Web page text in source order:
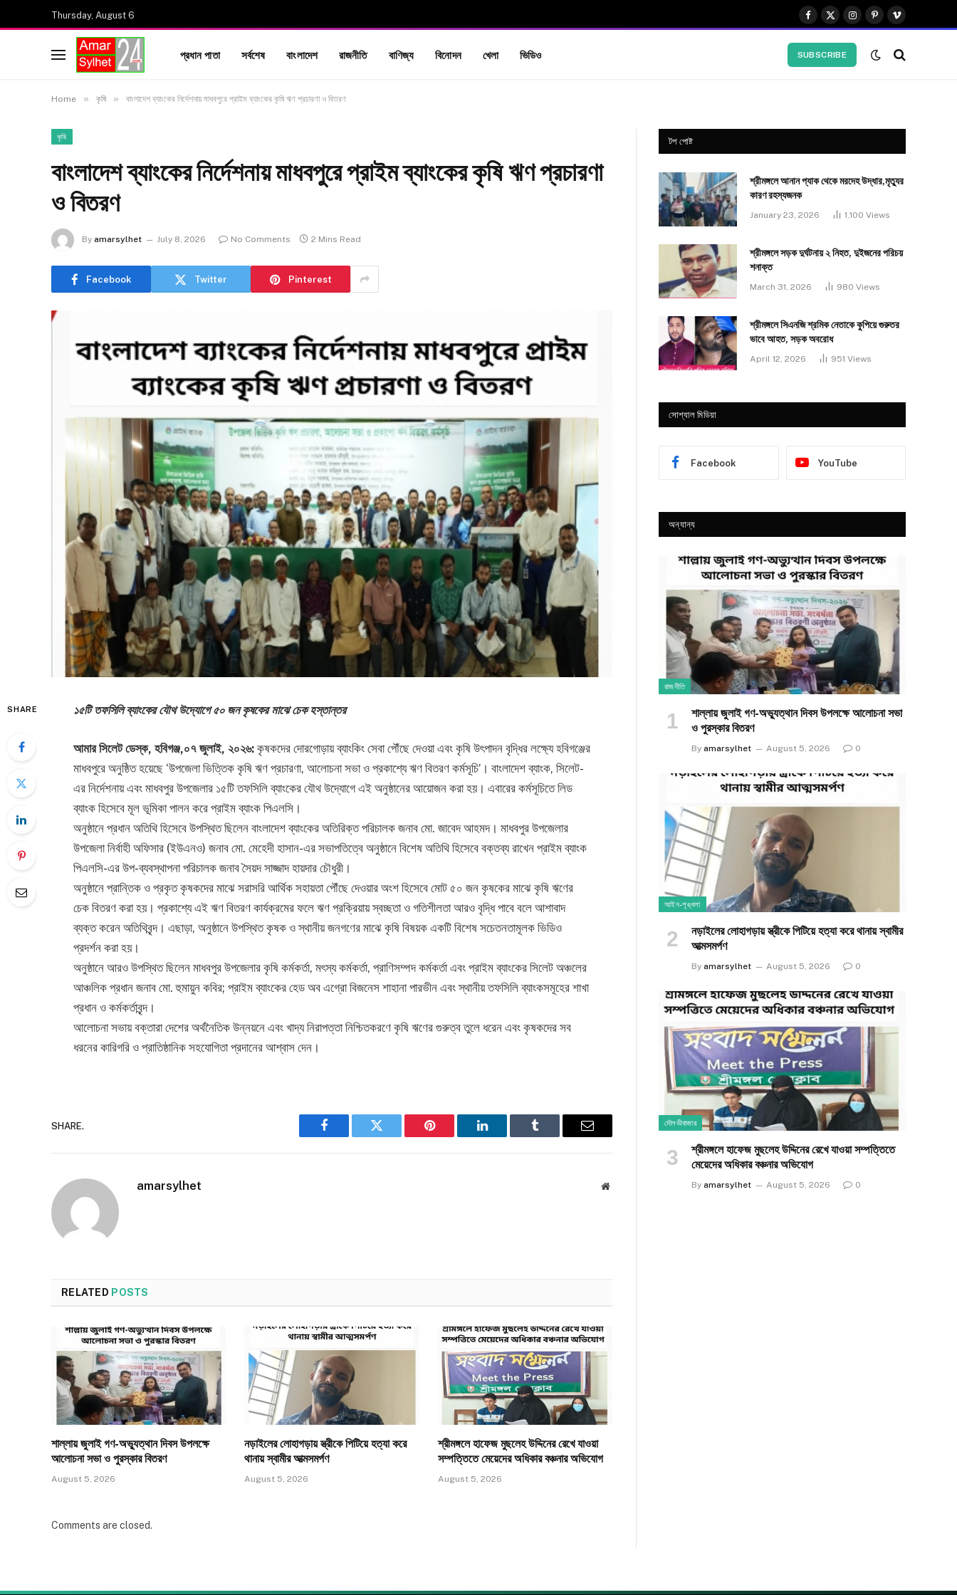
Thursday, August 6
Facebook
X
Instagram
Pinterest
Vimeo
প্রধান পাতা সর্বশেষ বাংলাদেশ রাজনীতি বাণিজ্য বিনোদন খেলা ভিডিও SUBSCRIBE
Home » কৃষি » বাংলাদেশ ব্যাংকের নির্দেশনায় মাধবপুরে প্রাইম ব্যাংকের কৃষি ঋণ প্রচারণা ও বিতরণ
কৃষি
বাংলাদেশ ব্যাংকের নির্দেশনায় মাধবপুরে প্রাইম ব্যাংকের কৃষি ঋণ প্রচারণা
ও বিতরণ
By amarsylhet July 8, 2026 No Comments 2 Mins Read
Facebook Twitter Pinterest
SHARE ​১৫টি তফসিলি ব্যাংকের যৌথ উদ্যোগে ৫০ জন কৃষকের মাঝে চেক হস্তান্তর
আমার সিলেট ডেস্ক,​ হবিগঞ্জ,০৭ জুলাই, ২০২৬: কৃষকদের দোরগোড়ায় ব্যাংকিং সেবা পৌঁছে দেওয়া এবং কৃষি উৎপাদন বৃদ্ধির লক্ষ্যে হবিগঞ্জের
মাধবপুরে অনুষ্ঠিত হয়েছে ‘উপজেলা ভিত্তিক কৃষি ঋণ প্রচারণা, আলোচনা সভা ও প্রকাশ্যে ঋণ বিতরণ কর্মসূচি’। বাংলাদেশ ব্যাংক, সিলেট-
এর নির্দেশনায় এবং মাধবপুর উপজেলার ১৫টি তফসিলি ব্যাংকের যৌথ উদ্যোগে এই অনুষ্ঠানের আয়োজন করা হয়। এবারের কর্মসূচিতে লিড
ব্যাংক হিসেবে মূল ভূমিকা পালন করে প্রাইম ব্যাংক পিএলসি।
​অনুষ্ঠানে প্রধান অতিথি হিসেবে উপস্থিত ছিলেন বাংলাদেশ ব্যাংকের অতিরিক্ত পরিচালক জনাব মো. জাবেদ আহমদ। মাধবপুর উপজেলার
উপজেলা নির্বাহী অফিসার (ইউএনও) জনাব মো. মেহেদী হাসান-এর সভাপতিত্বে অনুষ্ঠানে বিশেষ অতিথি হিসেবে বক্তব্য রাখেন প্রাইম ব্যাংক
পিএলসি-এর উপ-ব্যবস্থাপনা পরিচালক জনাব সৈয়দ সাজ্জাদ হায়দার চৌধুরী।
​অনুষ্ঠানে প্রান্তিক ও প্রকৃত কৃষকদের মাঝে সরাসরি আর্থিক সহায়তা পৌঁছে দেওয়ার অংশ হিসেবে মোট ৫০ জন কৃষকের মাঝে কৃষি ঋণের
চেক বিতরণ করা হয়। প্রকাশ্যে এই ঋণ বিতরণ কার্যক্রমের ফলে ঋণ প্রক্রিয়ায় স্বচ্ছতা ও গতিশীলতা আরও বৃদ্ধি পাবে বলে আশাবাদ
ব্যক্ত করেন অতিথিবৃন্দ। এছাড়া, অনুষ্ঠানে উপস্থিত কৃষক ও স্থানীয় জনগণের মাঝে কৃষি বিষয়ক একটি বিশেষ সচেতনতামূলক ভিডিও
প্রদর্শন করা হয়।
​অনুষ্ঠানে আরও উপস্থিত ছিলেন মাধবপুর উপজেলার কৃষি কর্মকর্তা, মৎস্য কর্মকর্তা, প্রাণিসম্পদ কর্মকর্তা এবং প্রাইম ব্যাংকের সিলেট অঞ্চলের
আঞ্চলিক প্রধান জনাব মো. হুমায়ুন কবির; প্রাইম ব্যাংকের হেড অব এগ্রো বিজনেস শাহানা পারভীন এবং স্থানীয় তফসিলি ব্যাংকসমূহের শাখা
প্রধান ও কর্মকর্তাবৃন্দ।
​আলোচনা সভায় বক্তারা দেশের অর্থনৈতিক উন্নয়নে এবং খাদ্য নিরাপত্তা নিশ্চিতকরণে কৃষি ঋণের গুরুত্ব তুলে ধরেন এবং কৃষকদের সব
ধরনের কারিগরি ও প্রাতিষ্ঠানিক সহযোগিতা প্রদানের আশ্বাস দেন।
SHARE.
Facebook Twitter Pinterest LinkedIn Tumblr Email
amarsylhet Website
RELATED POSTS
শাল্লায় জুলাই গণ-অভ্যুত্থান দিবস উপলক্ষে
আলোচনা সভা ও পুরস্কার বিতরণ
August 5, 2026
নড়াইলের লোহাগড়ায় স্ত্রীকে পিটিয়ে হত্যা করে
থানায় স্বামীর আত্মসমর্পণ
August 5, 2026
শ্রীমঙ্গলে হাফেজ মুছলেহ উদ্দিনের রেখে যাওয়া
সম্পত্তিতে মেয়েদের অধিকার বঞ্চনার অভিযোগ
August 5, 2026
Comments are closed.
টপ পোষ্ট
শ্রীমঙ্গলে আনান প্যাক থেকে মরদেহ উদ্ধার,মৃত্যুর
কারণ রহস্যজনক
January 23, 2026 1,100 Views
শ্রীমঙ্গলে সড়ক দুর্ঘটনায় ২ নিহত, দুইজনের পরিচয়
শনাক্ত
March 31, 2026 980 Views
শ্রীমঙ্গলে সিএনজি শ্রমিক নেতাকে কুপিয়ে গুরুতর
ভাবে আহত, সড়ক অবরোধ
April 12, 2026 951 Views
সোশ্যাল মিডিয়া
Facebook YouTube
অন্যান্য
রাজনীতি
শাল্লায় জুলাই গণ-অভ্যুত্থান দিবস উপলক্ষে আলোচনা সভা
ও পুরস্কার বিতরণ
By amarsylhet August 5, 2026 0
আইন-শৃঙ্খলা
নড়াইলের লোহাগড়ায় স্ত্রীকে পিটিয়ে হত্যা করে থানায় স্বামীর
আত্মসমর্পণ
By amarsylhet August 5, 2026 0
মৌলভীবাজার
শ্রীমঙ্গলে হাফেজ মুছলেহ উদ্দিনের রেখে যাওয়া সম্পত্তিতে
মেয়েদের অধিকার বঞ্চনার অভিযোগ
By amarsylhet August 5, 2026 0